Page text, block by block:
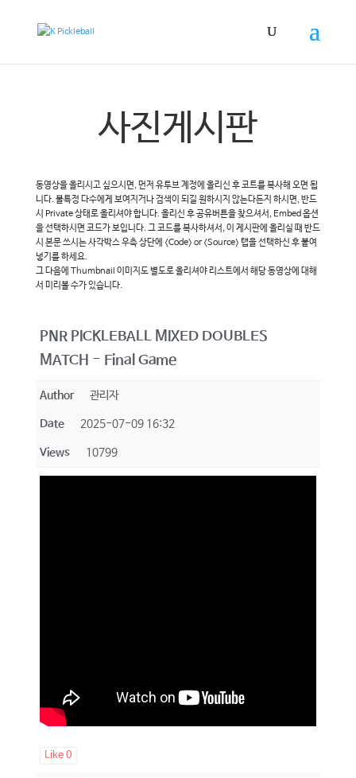
사진게시판
동영상을 올리시고 싶으시면, 먼저 유투브 계정에 올리신 후 코트를 복사해 오면 됩
니다. 불특정 다수에게 보여지거나 검색이 되길 원하시지 않는다든지 하시면, 반드
시 Private 상태로 올리셔야 합니다. 올리신 후 공유버튼을 찾으셔서, Embed 옵션
을 선택하시면 코드가 보입니다. 그 코드를 복사하셔서, 이 게시판에 올리실 때 반드
시 본문 쓰시는 사각박스 우측 상단에 <Code> or <Source> 탭을 선택하신 후 붙여
넣기를 하세요.
그 다음에 Thumbnail 이미지도 별도로 올리셔야 리스트에서 해당 동영상에 대해
서 미리볼 수가 있습니다.
PNR PICKLEBALL MIXED DOUBLES
MATCH - Final Game
Author 관리자
Date 2025-07-09 16:32
Views 10799
Like 0